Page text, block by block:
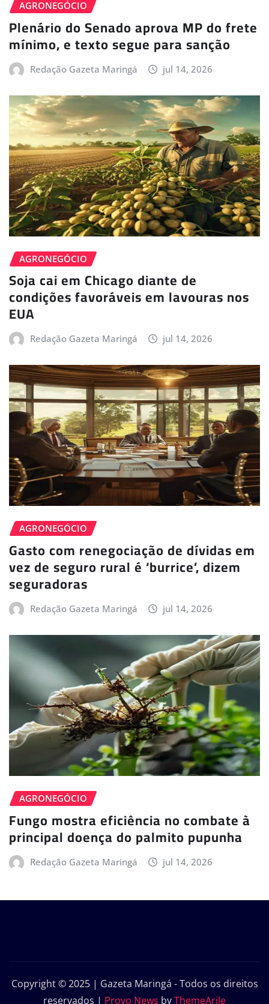
AGRONEGÓCIO
Plenário do Senado aprova MP do frete
mínimo, e texto segue para sanção
Redação Gazeta Maringá jul 14, 2026
AGRONEGÓCIO
Soja cai em Chicago diante de
condições favoráveis em lavouras nos
EUA
Redação Gazeta Maringá jul 14, 2026
AGRONEGÓCIO
Gasto com renegociação de dívidas em
vez de seguro rural é ‘burrice’, dizem
seguradoras
Redação Gazeta Maringá jul 14, 2026
AGRONEGÓCIO
Fungo mostra eficiência no combate à
principal doença do palmito pupunha
Redação Gazeta Maringá jul 14, 2026
Copyright © 2025 | Gazeta Maringá - Todos os direitos
reservados | Provo News byThemeArile